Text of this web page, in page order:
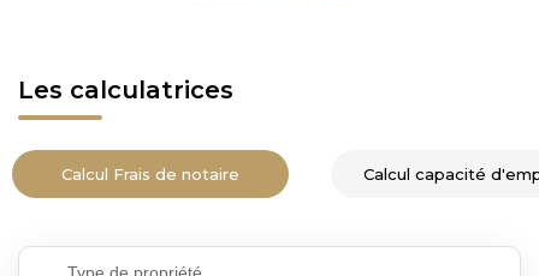
Les calculatrices
Calcul Frais de notaire Calcul capacité